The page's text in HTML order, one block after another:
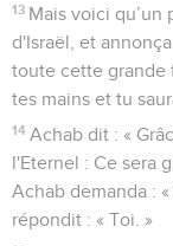
13 Mais voici qu’un
d'Israël, et
toute cette grande
tes mains et tu
14 Achab dit : «
l'Eternel : Ce sera
Achab demanda :
répondit : « Toi. »